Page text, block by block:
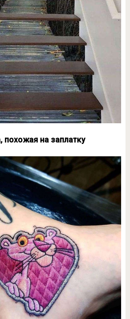
похожая на заплатку